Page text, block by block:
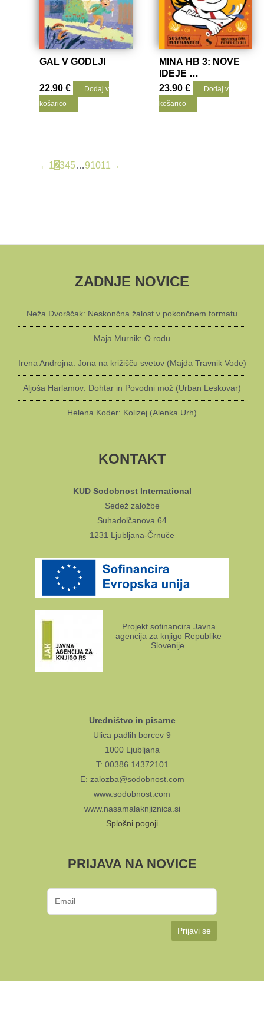
GAL V GODLJI
22.90€
Dodaj v
košarico
MINA HB 3: NOVE
IDEJE …
23.90€
Dodaj v
košarico
← 12345…91011 →
ZADNJE NOVICE
Neža Dvorščak: Neskončna žalost v pokončnem formatu
Maja Murnik: O rodu
Irena Androjna: Jona na križišču svetov (Majda Travnik Vode)
Aljoša Harlamov: Dohtar in Povodni mož (Urban Leskovar)
Helena Koder: Kolizej (Alenka Urh)
KONTAKT
KUD Sodobnost International
Sedež založbe
Suhadolčanova 64
1231 Ljubljana-Črnuče
Projekt sofinancira Javna
agencija za knjigo Republike
Slovenije.
Uredništvo in pisarne
Ulica padlih borcev 9
1000 Ljubljana
T: 00386 14372101
E: zalozba@sodobnost.com
www.sodobnost.com
www.nasamalaknjiznica.si
Splošni pogoji
PRIJAVA NA NOVICE
Prijavi se